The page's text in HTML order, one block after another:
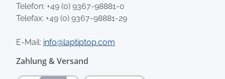
Telefon: +49 (0) 9367-98881-0
Telefax: +49 (0) 9367-98881-29
E-Mail: info@laptiptop.com
Zahlung & Versand